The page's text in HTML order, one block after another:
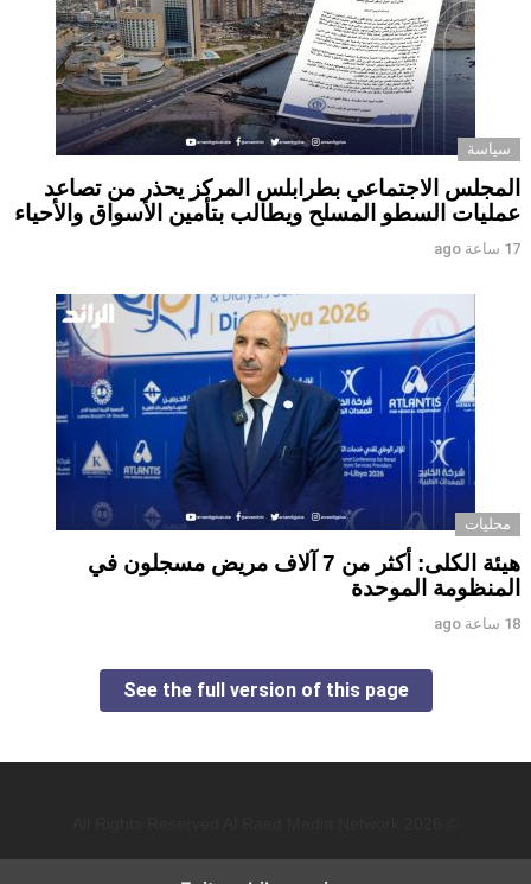
سياسة
المجلس الاجتماعي بطرابلس المركز يحذر من تصاعد
عمليات السطو المسلح ويطالب بتأمين الأسواق والأحياء
17 ساعة ago
محليات
هيئة الكلى: أكثر من 7 آلاف مريض مسجلون في
المنظومة الموحدة
18 ساعة ago
See the full version of this page